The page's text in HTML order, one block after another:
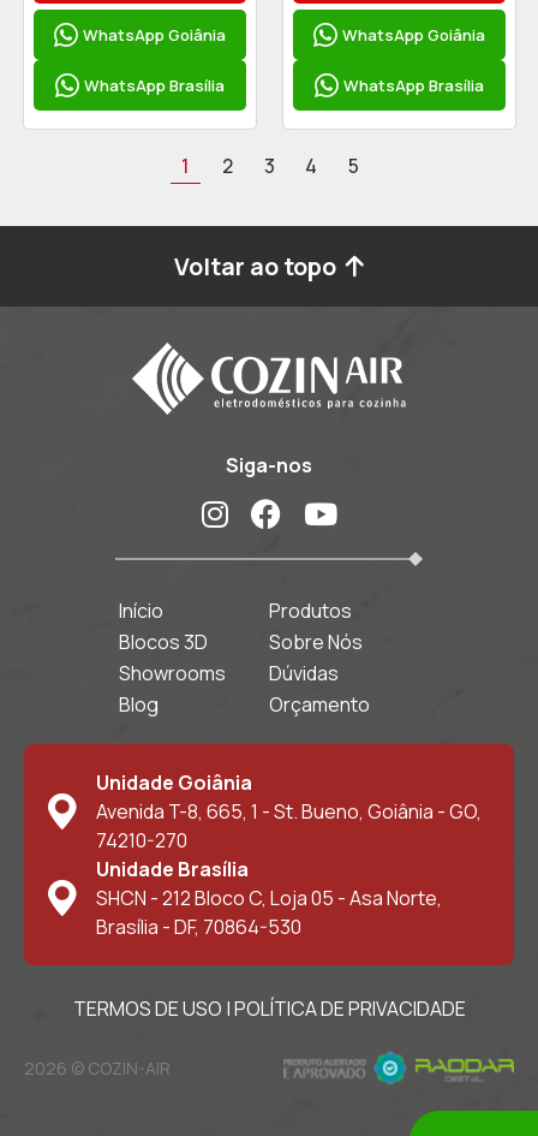
WhatsApp Goiânia
WhatsApp Brasília
WhatsApp Goiânia
WhatsApp Brasília
1 2 3 4 5
Voltar ao topo
Siga-nos
Início
Produtos
Blocos 3D
Sobre Nós
Showrooms
Dúvidas
Blog
Orçamento
Unidade Goiânia
Avenida T-8, 665, 1 - St. Bueno, Goiânia - GO,
74210-270
Unidade Brasília
SHCN - 212 Bloco C, Loja 05 - Asa Norte,
Brasília - DF, 70864-530
TERMOS DE USO |POLÍTICA DE PRIVACIDADE
2026 © COZIN-AIR